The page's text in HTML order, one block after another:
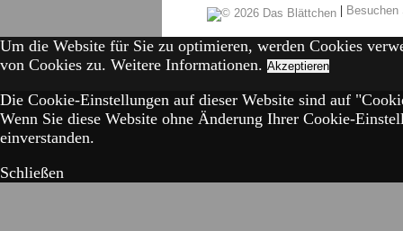
|
Um die Website für Sie zu optimieren, werden Cookies
von Cookies zu. Weitere Informationen. Akzeptieren
Die Cookie-Einstellungen auf dieser Website sind auf
Wenn Sie diese Website ohne Änderung Ihrer Cookie-
einverstanden.
Schließen